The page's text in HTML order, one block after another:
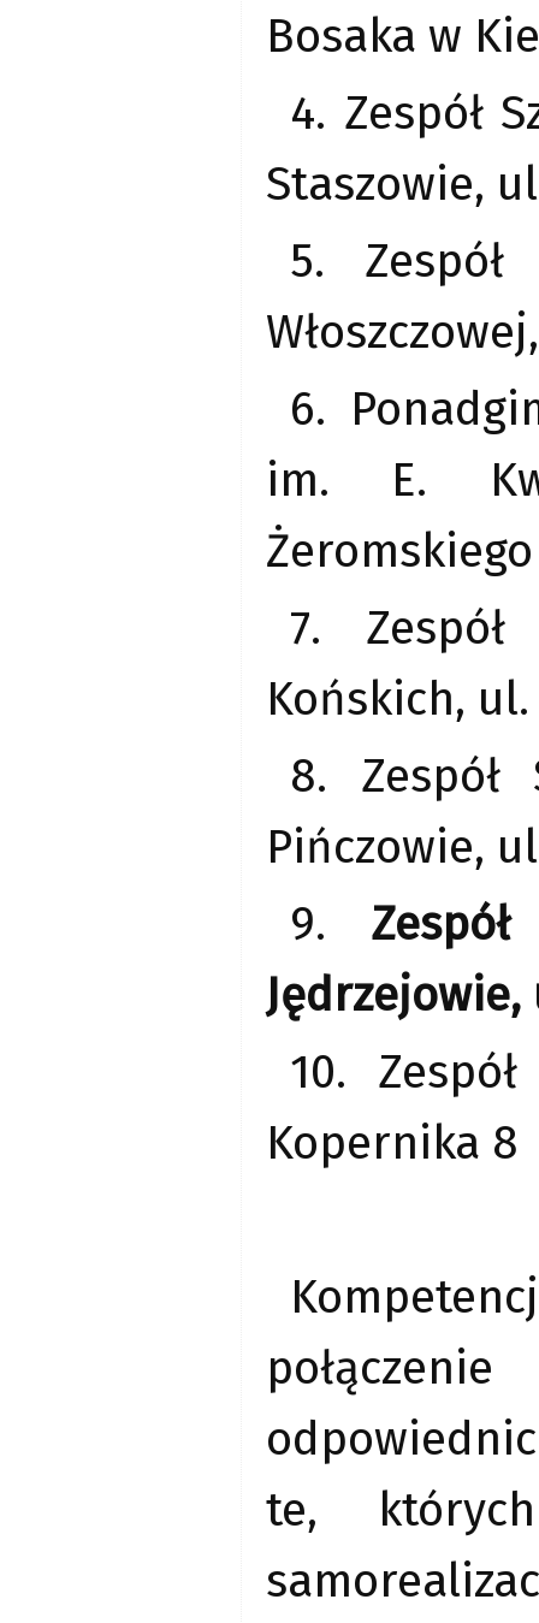
Bosaka w
4. Zespół
Staszowie,
5.
6.
im. E.
7.
Końskich,
8. Zespół
Pińczowie,
9.
10.
Kopernika 8
te,